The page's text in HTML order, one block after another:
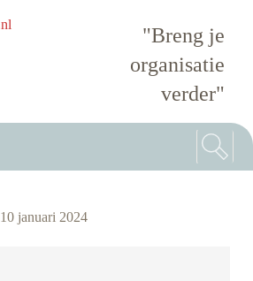
"Breng je
organisatie
verder"
10 januari 2024